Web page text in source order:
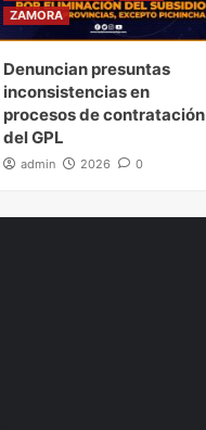
ZAMORA
Denuncian presuntas
inconsistencias en
procesos de contratación
del GPL
admin 2026 0